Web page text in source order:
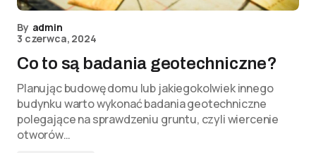
By admin
3 czerwca, 2024
Co to są badania geotechniczne?
Planując budowę domu lub jakiegokolwiek innego
budynku warto wykonać badania geotechniczne
polegające na sprawdzeniu gruntu, czyli wiercenie
otworów…